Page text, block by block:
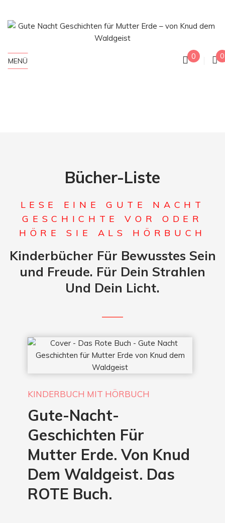
MENÜ 0 0
Bücher-Liste
LESE EINE GUTE NACHT
GESCHICHTE VOR ODER
HÖRE SIE ALS HÖRBUCH
Kinderbücher Für Bewusstes Sein
und Freude. Für Dein Strahlen
Und Dein Licht.
KINDERBUCH MIT HÖRBUCH
Gute-Nacht-
Geschichten Für
Mutter Erde. Von Knud
Dem Waldgeist. Das
ROTE Buch.